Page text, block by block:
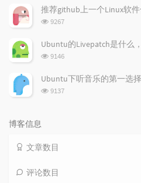
次
数:
推荐github上一个Linux软
浏
次
9267
Ubuntu的Livepatch是什么
浏
次
9146
浏
9137
博客信息
文章数目
评论数目